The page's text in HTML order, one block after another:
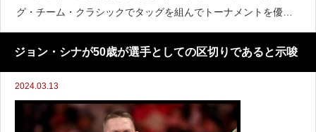
グ・チーム・クラシックでタッグを組んでトーナメントを優勝
し、そのまま王座獲得へとつなげていきました。NXTタッグ王
者は『The Bump』に出演し、ブロン・ブレイカー
ジョン・シナが50歳が選手としての区切りであると示唆
2024.03.13